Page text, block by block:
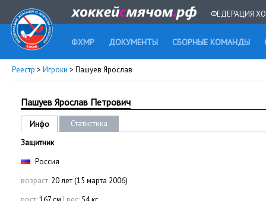
ФЕДЕРАЦИЯ
ФХМР ДОКУМЕНТЫ СБОРНЫЕ КОМАНДЫ
Реестр > Игроки > Пашуев Ярослав
Пашуев Ярослав Петрович
Инфо
Статистика
Защитник
Россия
возраст: 20 лет (15 марта 2006)